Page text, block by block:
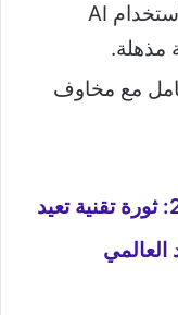
استراتيجيات استخدام AI
مذهلة.
مع مخاوف
مستقبل الذكاء الاصطناعي 2026: ثورة تقنية تعيد
العالمي